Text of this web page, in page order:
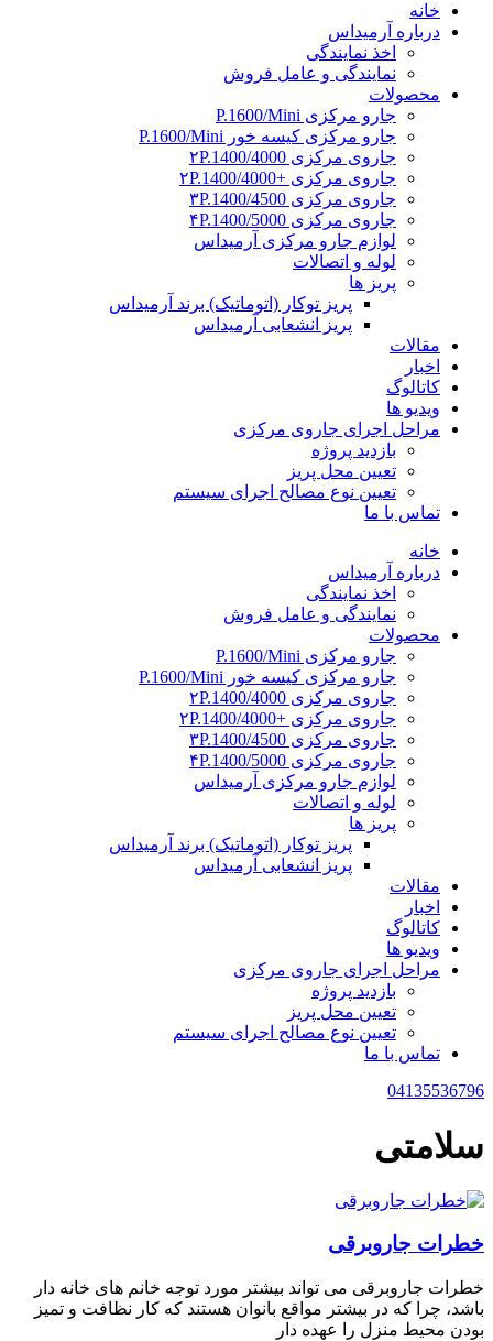
خانه
درباره آرمیداس
اخذ نمایندگی
نمایندگی و عامل فروش
محصولات
جارو مرکزی P.1600/Mini
جارو مرکزی کیسه خور P.1600/Mini
جاروی مرکزی ۲P.1400/4000
جاروی مرکزی +۲P.1400/4000
جاروی مرکزی ۳P.1400/4500
جاروی مرکزی ۴P.1400/5000
لوازم جارو مرکزی آرمیداس
لوله و اتصالات
پریز ها
پریز توکار (اتوماتیک) برند آرمیداس
پریز انشعابی آرمیداس
مقالات
اخبار
کاتالوگ
ویدیو ها
مراحل اجرای جاروی مرکزی
بازدید پروژه
تعیین محل پریز
تعیین نوع مصالح اجرای سیستم
تماس با ما
خانه
درباره آرمیداس
اخذ نمایندگی
نمایندگی و عامل فروش
محصولات
جارو مرکزی P.1600/Mini
جارو مرکزی کیسه خور P.1600/Mini
جاروی مرکزی ۲P.1400/4000
جاروی مرکزی +۲P.1400/4000
جاروی مرکزی ۳P.1400/4500
جاروی مرکزی ۴P.1400/5000
لوازم جارو مرکزی آرمیداس
لوله و اتصالات
پریز ها
پریز توکار (اتوماتیک) برند آرمیداس
پریز انشعابی آرمیداس
مقالات
اخبار
کاتالوگ
ویدیو ها
مراحل اجرای جاروی مرکزی
بازدید پروژه
تعیین محل پریز
تعیین نوع مصالح اجرای سیستم
تماس با ما
04135536796
سلامتی
خطرات جاروبرقی
خطرات جاروبرقی می تواند بیشتر مورد توجه خانم های خانه دار
باشد، چرا که در بیشتر مواقع بانوان هستند که کار نظافت و تمیز
بودن محیط منزل را عهده دار